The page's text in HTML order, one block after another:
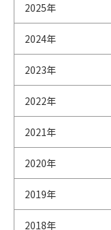
2025年
2024年
2023年
2022年
2021年
2020年
2019年
2018年